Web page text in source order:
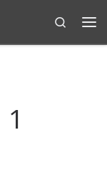
Search
1